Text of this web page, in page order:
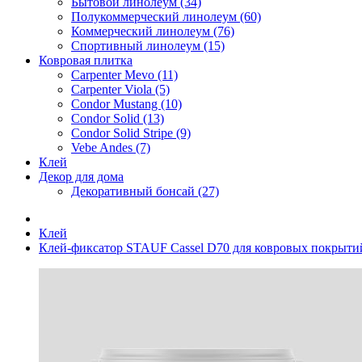
Полукоммерческий линолеум (60)
Коммерческий линолеум (76)
Спортивный линолеум (15)
Ковровая плитка
Carpenter Mevo (11)
Carpenter Viola (5)
Condor Mustang (10)
Condor Solid (13)
Condor Solid Stripe (9)
Vebe Andes (7)
Клей
Декор для дома
Декоративный бонсай (27)
Клей
Клей-фиксатор STAUF Cassel D70 для ковровых